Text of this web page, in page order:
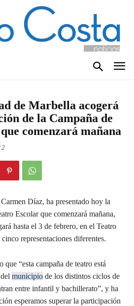
de Marbella acogerá
de la Campaña de
comenzará mañana
Díaz, ha presentado hoy la
Escolar que comenzará mañana,
hasta el 3 de febrero, en el Teatro
cinco representaciones diferentes.
“esta campaña de teatro está
municipio de los distintos ciclos de
entre infantil y bachillerato”, y ha
esperamos superar la participación